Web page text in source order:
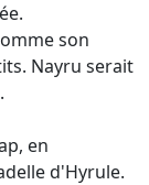
son
Nayru serait
en
d'Hyrule.